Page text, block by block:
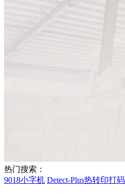
热门搜索：
9018小字机 Detect-Plus热转印打